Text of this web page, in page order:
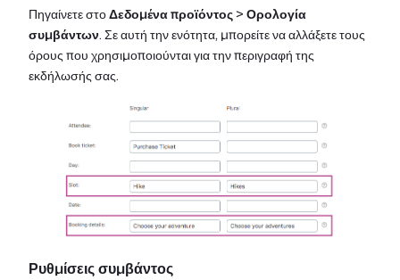
Πηγαίνετε στοΔεδομένα προϊόντος>Ορολογία
συμβάντων. Σε αυτή την ενότητα, μπορείτε να αλλάξετε τους
όρους που χρησιμοποιούνται για την περιγραφή της
εκδήλωσής σας.
Ρυθμίσεις συμβάντος